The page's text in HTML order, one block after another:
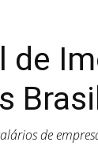
de
Brasil
de